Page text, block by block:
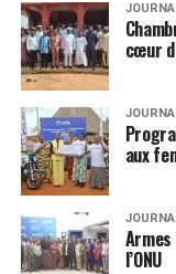
cœur
aux
l’ONU